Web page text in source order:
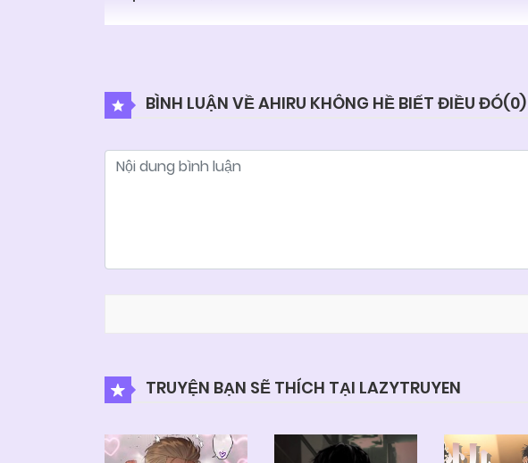
BÌNH LUẬN VỀ AHIRU KHÔNG HỀ BIẾT ĐIỀU ĐÓ(0)
TRUYỆN BẠN SẼ THÍCH TẠI LAZYTRUYEN